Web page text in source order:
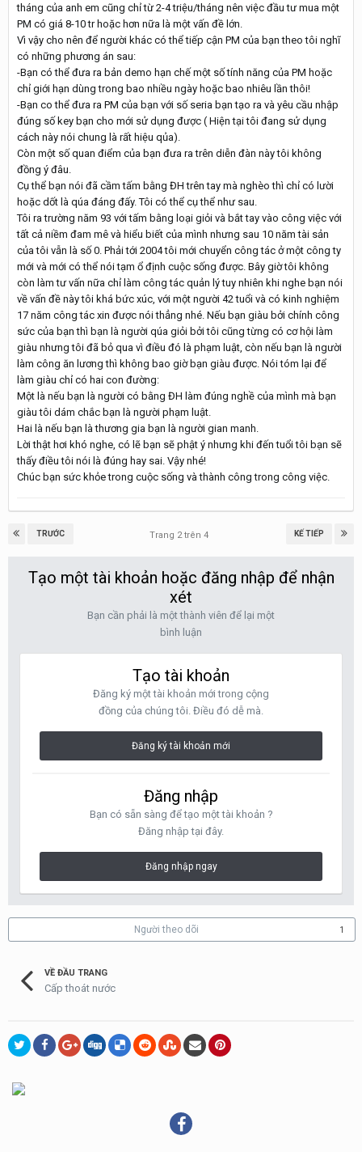
tháng của anh em cũng chỉ từ 2-4 triệu/tháng nên việc đầu tư mua một
PM có giá 8-10 tr hoặc hơn nữa là một vấn đề lớn.
Vì vậy cho nên để người khác có thể tiếp cận PM của bạn theo tôi nghĩ
có những phương án sau:
-Bạn có thể đưa ra bản demo hạn chế một số tính năng của PM hoặc
chỉ giới hạn dùng trong bao nhiều ngày hoặc bao nhiêu lần thôi!
-Bạn co thể đưa ra PM của bạn với số seria bạn tạo ra và yêu cầu nhập
đúng số key bạn cho mới sử dụng được ( Hiện tại tôi đang sử dụng
cách này nói chung là rất hiệu qủa).
Còn một số quan điểm của bạn đưa ra trên diễn đàn này tôi không
đồng ý đâu.
Cụ thể bạn nói đã cầm tấm bằng ĐH trên tay mà nghèo thì chỉ có lười
hoặc dốt là qúa đáng đấy. Tôi có thể cụ thể như sau.
Tôi ra trường năm 93 với tấm bằng loại giỏi và bắt tay vào công việc với
tất cả niềm đam mê và hiểu biết của mình nhưng sau 10 năm tài sản
của tôi vẫn là số 0. Phải tới 2004 tôi mới chuyển công tác ở một công ty
mới và mới có thể nói tạm ổ định cuộc sống được. Bây giờ tôi không
còn làm tư vấn nữa chỉ làm công tác quản lý tuy nhiên khi nghe bạn nói
về vấn đề này tôi khá bức xúc, với một người 42 tuổi và có kinh nghiệm
17 năm công tác xin được nói thẳng nhé. Nếu bạn giàu bởi chính công
sức của bạn thì bạn là người qúa giỏi bởi tôi cũng từng có cơ hội làm
giàu nhưng tôi đã bỏ qua vì điều đó là phạm luật, còn nếu bạn là người
làm công ăn lương thì không bao giờ bạn giàu được. Nói tóm lại để
làm giàu chỉ có hai con đường:
Một là nếu bạn là người có bằng ĐH làm đúng nghề của mình mà bạn
giàu tôi dám chắc bạn là người phạm luật.
Hai là nếu bạn là thương gia bạn là người gian manh.
Lời thật hơi khó nghe, có lẽ bạn sẽ phật ý nhưng khi đến tuổi tôi bạn sẽ
thấy điều tôi nói là đúng hay sai. Vậy nhé!
Chúc bạn sức khỏe trong cuộc sống và thành công trong công việc.
TRƯỚC KẾ TIẾP
Trang 2 trên 4
Tạo một tài khoản hoặc đăng nhập để nhận
xét
Bạn cần phải là một thành viên để lại một
bình luận
Tạo tài khoản
Đăng ký một tài khoản mới trong cộng
đồng của chúng tôi. Điều đó dễ mà.
Đăng ký tài khoản mới
Đăng nhập
Bạn có sẵn sàng để tạo một tài khoản ?
Đăng nhập tại đây.
Đăng nhập ngay
Người theo dõi 1
VỀ ĐẦU TRANG
Cấp thoát nước